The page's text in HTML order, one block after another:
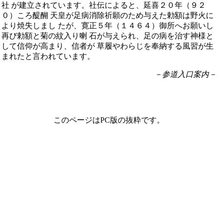
社 が建立されています。社伝によると、延喜２０年（９２
０）ころ醍醐 天皇が足病消除祈願のため与えた勅額は野火に
より焼失しまし たが、寛正５年（１４６４）御所へお願いし
再び勅額と菊の紋入り喇 石が与えられ、足の病を治す神様と
して信仰が高まり、信者が 草履やわらじを奉納する風習が生
まれたと言われています。
－参道入口案内－
このページはPC版の抜粋です。